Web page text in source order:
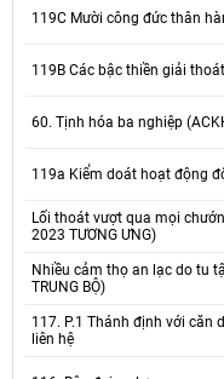
119C Mười công đức thân
119B Các bậc thiền giải thoát
60. Tịnh hóa ba nghiệp
119a Kiểm doát hoạt động
Lối thoát vượt qua mọi
2023 TƯƠNG ƯNG)
Nhiều cảm thọ an lạc do tu
TRUNG BỘ)
117. P.1 Thánh định với căn
liên hệ